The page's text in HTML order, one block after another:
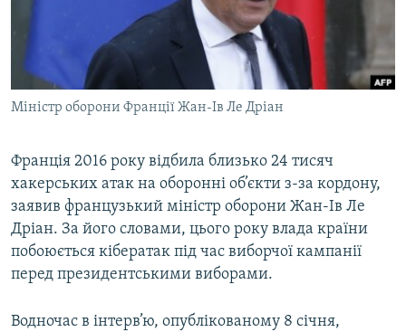
ВІДЕОУРОКИ «ELIFBE»
СВІДЧЕННЯ ОКУПАЦІЇ
УКРАЇНСЬКА ПРОБЛЕМА КРИМУ
ІНФОГРАФІКА
Qırımtatar
ДОЛУЧАЙСЯ!
Усі сайти RFE/RL
Міністр оборони Франції Жан-Ів Ле Дріан
Франція 2016 року відбила близько 24 тисяч
хакерських атак на оборонні об’єкти з-за кордону,
заявив французький міністр оборони Жан-Ів Ле
Дріан. За його словами, цього року влада країни
побоюється кібератак під час виборчої кампанії
перед президентськими виборами.
Водночас в інтерв’ю, опублікованому 8 січня,